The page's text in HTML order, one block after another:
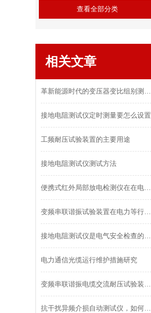
查看全部分类
相关文章
接地电阻测试仪定时测量要怎么设置
工频耐压试验装置的主要用途
接地电阻测试仪测试方法
电力通信光缆运行维护措施研究